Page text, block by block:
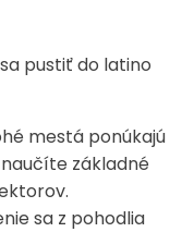
pustiť do latino
mestá ponúkajú
základné
sa z pohodlia